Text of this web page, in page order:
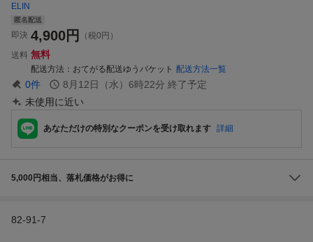
ELIN
匿名配送
即決 4,900円
（税0円）
送料 無料
配送方法 おてがる配送ゆうパケット 配送方法一覧
0件 8月12日（水）6時22分 終了予定
未使用に近い
あなただけの特別なクーポンを受け取れます 詳細
5,000円相当、落札価格がお得に
82-91-7